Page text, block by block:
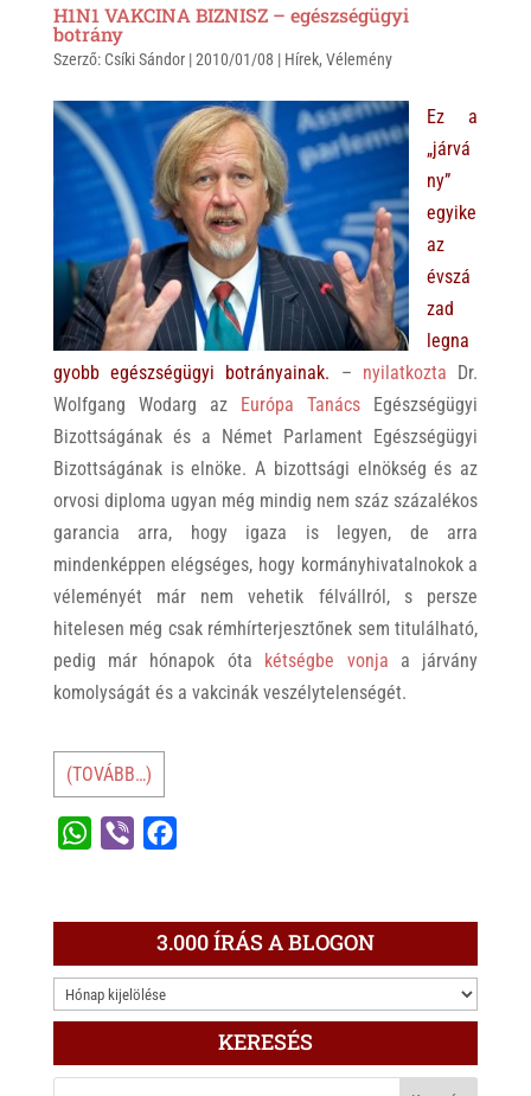
t
s
p
p
e
r
e
b
o
k
H1N1 VAKCINA BIZNISZ – egészségügyi
botrány
Szerző: Csíki Sándor|2010/01/08 | Hírek, Vélemény
Ez a
„járvá
ny”
egyike
az
évszá
zad
legna
gyobb egészségügyi botrányainak. – nyilatkozta Dr.
Wolfgang Wodarg az Európa Tanács Egészségügyi
Bizottságának és a Német Parlament Egészségügyi
Bizottságának is elnöke. A bizottsági elnökség és az
orvosi diploma ugyan még mindig nem száz százalékos
garancia arra, hogy igaza is legyen, de arra
mindenképpen elégséges, hogy kormányhivatalnokok a
véleményét már nem vehetik félvállról, s persze
hitelesen még csak rémhírterjesztőnek sem titulálható,
pedig már hónapok óta kétségbe vonja a járvány
komolyságát és a vakcinák veszélytelenségét.
(TOVÁBB…)
s
A
p
r
e
b
k
3.000 ÍRÁS A BLOGON
3.000
ÍRÁS
KERESÉS